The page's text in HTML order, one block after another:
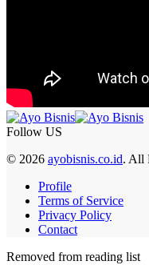
Follow US
© 2026 ayobisnis.co.id. All
Profile
Terms of Service
Privacy Policy
Contact
Removed from reading list